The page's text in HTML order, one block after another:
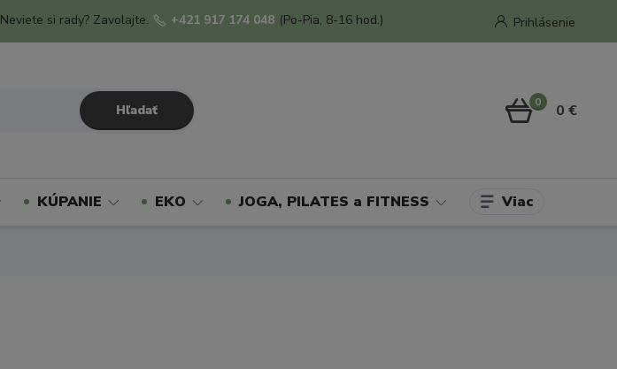
Prihlásenie
Hľadať
Neviete si rady? Zavolajte. +421 917 174 048 (Po-Pia, 8-16 hod.)
0 0 €
KÚPANIE EKO JOGA, PILATES a FITNESS Viac